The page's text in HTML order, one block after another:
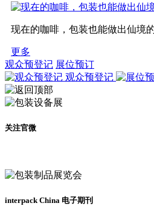
现在的咖啡，包装也能做出仙境
更多
观众预登记 展位预订
观众预登记
关注官微
interpack China 电子期刊